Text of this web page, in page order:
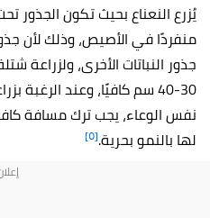
يُزرع النعناع بحيث تكون الجذور
منفردًا في الأصيص، وذلك لأن
جذور النباتات الأخرى،
30-40 سم كافيًا، وعند
نفس الوعاء، يجب ترك مسافة
لها بالنمو بحرية.[٥]